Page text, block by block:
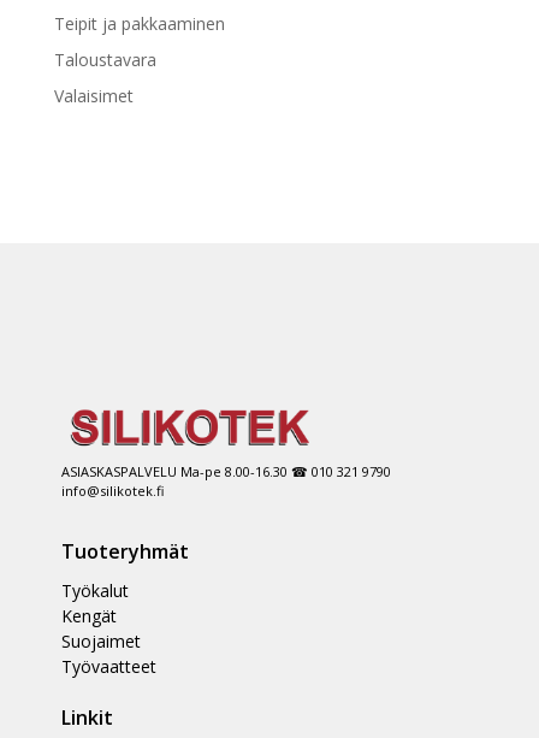
Teipit ja pakkaaminen
Taloustavara
Valaisimet
ASIASKASPALVELU Ma-pe 8.00-16.30 ☎ 010 321 9790
info@silikotek.fi
Tuoteryhmät
Työkalut
Kengät
Suojaimet
Työvaatteet
Linkit